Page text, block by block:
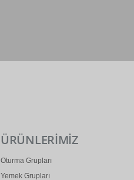
ÜRÜNLERİMİZ
Oturma Grupları
Yemek Grupları